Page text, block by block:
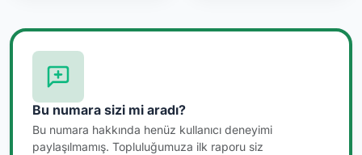
Bu numara sizi mi aradı?
Bu numara hakkında henüz kullanıcı deneyimi
paylaşılmamış. Topluluğumuza ilk raporu siz